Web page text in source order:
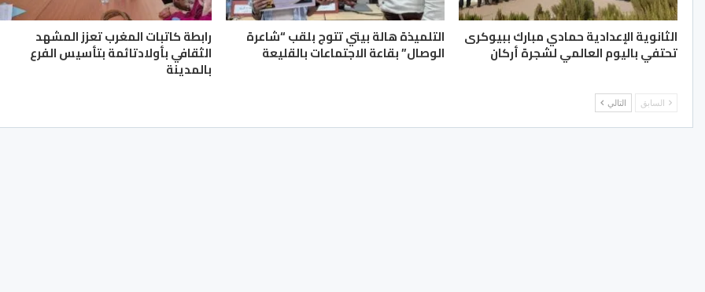
الثانوية الإعدادية حمادي مبارك ببيوكرى
تحتفي باليوم العالمي لشجرة أركان
التلميذة هالة بيتي تتوج بلقب “شاعرة
الوصال” بقاعة الاجتماعات بالقليعة
رابطة كاتبات المغرب تعزز المشهد
الثقافي بأولادتائمة بتأسيس الفرع
بالمدينة
السابق التالي